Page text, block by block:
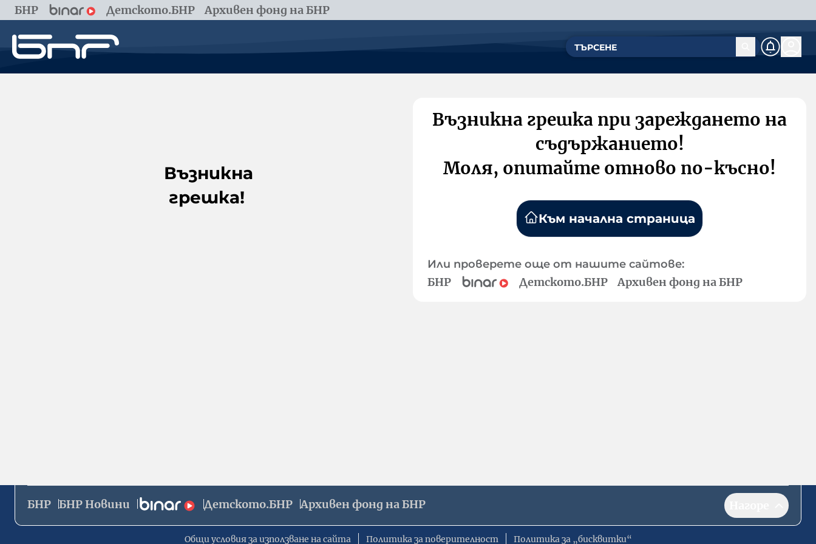
БНР Детското.БНР Архивен фонд на БНР
Възникна
грешка!
Възникна грешка при зареждането на
съдържанието!
Моля, опитайте отново по-късно!
Към начална страница
Или проверете още от нашите сайтове:
БНР Детското.БНР Архивен фонд на БНР
БНР БНР Новини Детското.БНР Архивен фонд на БНР
Общи условия за използване на сайта Политика за поверителност Политика за „бисквитки“